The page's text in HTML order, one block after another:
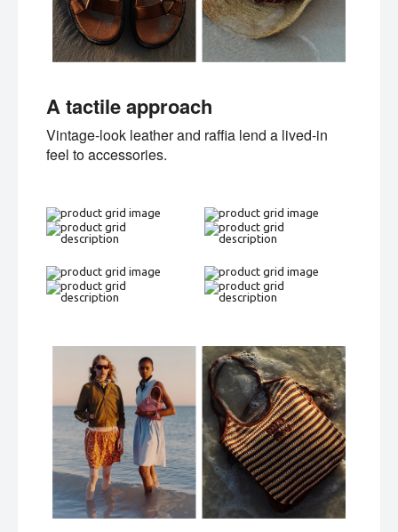
A tactile approach
Vintage-look leather and raffia lend a lived-in
feel to accessories.